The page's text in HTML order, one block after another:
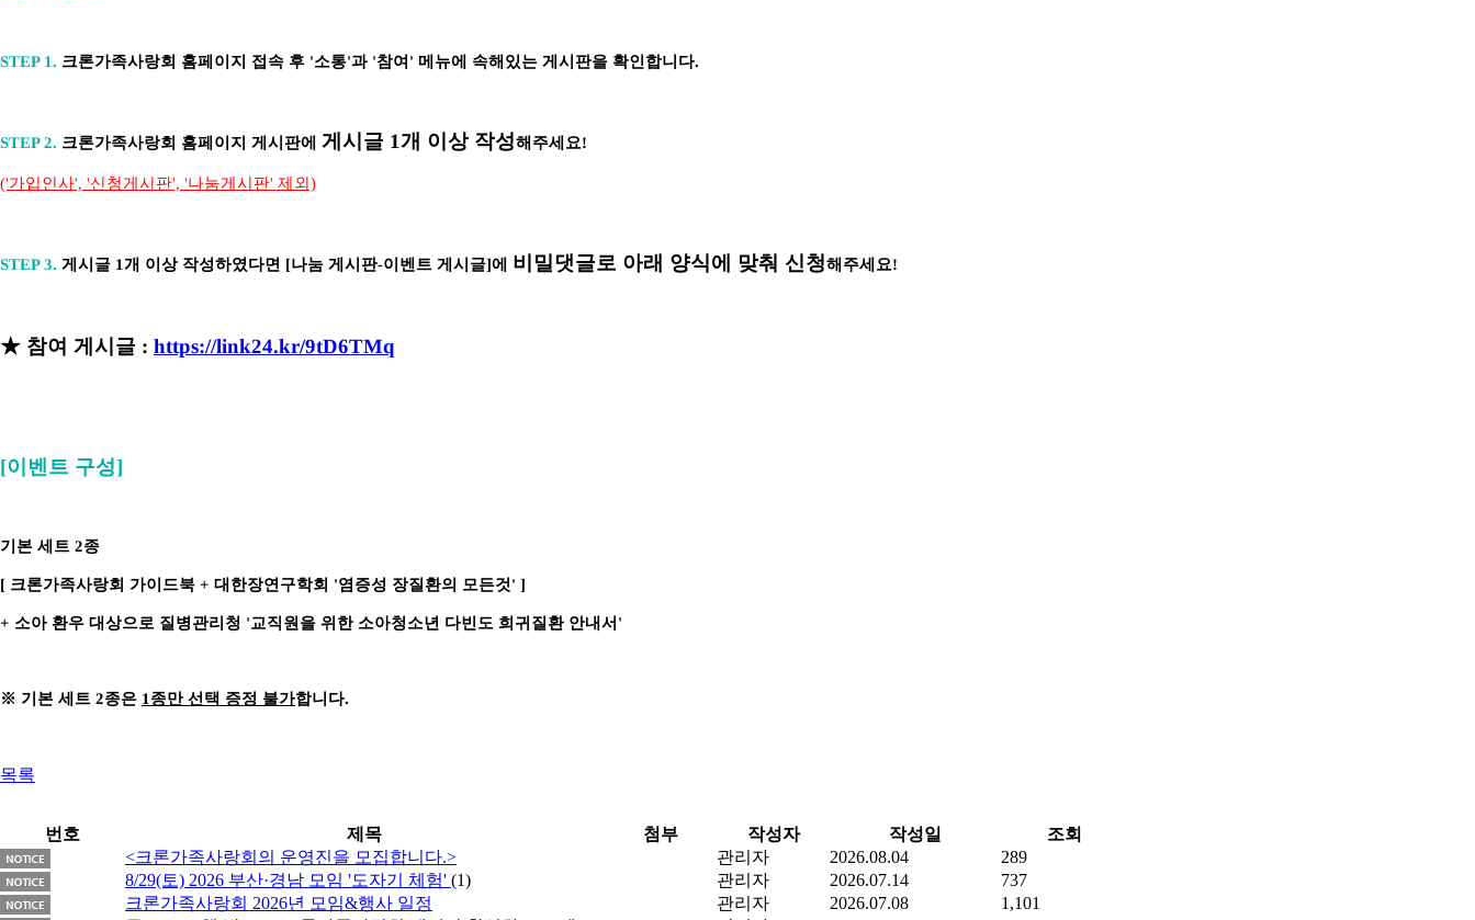
STEP 1. 크론가족사랑회 홈페이지 접속 후 '소통'과 '참여' 메뉴에 속해있는 게시판을 확인합니다.
STEP 2. 크론가족사랑회 홈페이지 게시판에게시글 1개 이상 작성해주세요!
('가입인사', '신청게시판', '나눔게시판' 제외)
STEP 3.게시글 1개 이상 작성하였다면 [나눔 게시판-이벤트 게시글]에 비밀댓글로 아래 양식에 맞춰 신청해주세요!
★ 참여 게시글 :https://link24.kr/9tD6TMq
[이벤트 구성]
기본 세트 2종
[ 크론가족사랑회 가이드북 + 대한장연구학회 '염증성 장질환의 모든것' ]
+ 소아 환우 대상으로 질병관리청 '교직원을 위한 소아청소년 다빈도 희귀질환 안내서'
※ 기본 세트 2종은 1종만 선택 증정 불가합니다.
목록
번호 제목 첨부 작성자 작성일
조회
<크론가족사랑회의 운영진을 모집합니다.>
관리자 2026.08.04
289
8/29(토) 2026 부산·경남 모임 '도자기 체험' (1) 관리자 2026.07.14
737
크론가족사랑회 2026년 모임&행사 일정
관리자 2026.07.08
1,101